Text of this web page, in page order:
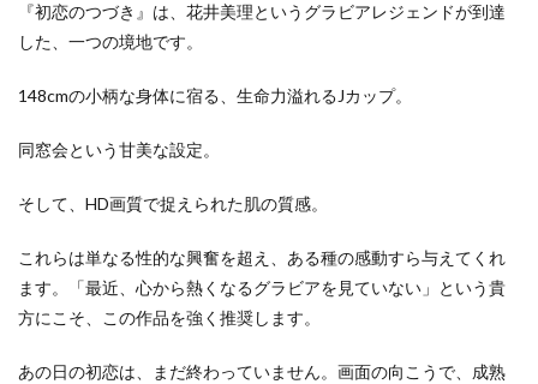
『初恋のつづき』は、花井美理というグラビアレジェンドが到達
した、一つの境地です。
148cmの小柄な身体に宿る、生命力溢れるJカップ。
同窓会という甘美な設定。
そして、HD画質で捉えられた肌の質感。
これらは単なる性的な興奮を超え、ある種の感動すら与えてくれ
ます。「最近、心から熱くなるグラビアを見ていない」という貴
方にこそ、この作品を強く推奨します。
あの日の初恋は、まだ終わっていません。画面の向こうで、成熟